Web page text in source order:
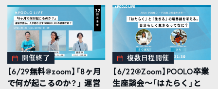
開催終了
【6/29無料@zoom】「8ヶ月
で何が起こるのか？」 運営
複数日程開催
【6/22@Zoom】POOLO卒業
生座談会〜「はたらく」と